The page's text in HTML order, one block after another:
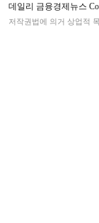
데일리 금융경제뉴스
저작권법에 의거 상업적